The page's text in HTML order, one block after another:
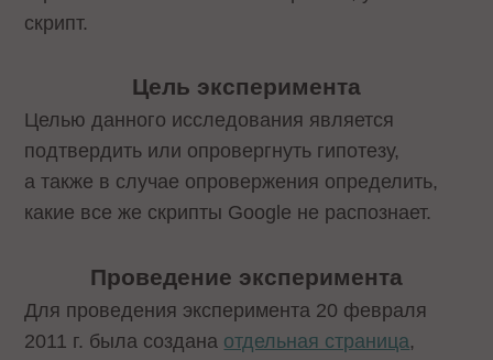
скрипт.
Цель эксперимента
Целью данного исследования является
подтвердить или опровергнуть гипотезу,
а также в случае опровержения определить,
какие все же скрипты Google не распознает.
Проведение эксперимента
Для проведения эксперимента 20 февраля
2011 г. была создана отдельная страница,